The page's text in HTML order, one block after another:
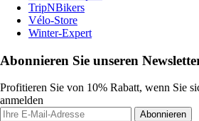
TripNBikers
Vélo-Store
Winter-Expert
Abonnieren Sie unseren
Profitieren Sie von 10% Rabatt, wenn Sie
anmelden
Abonnieren